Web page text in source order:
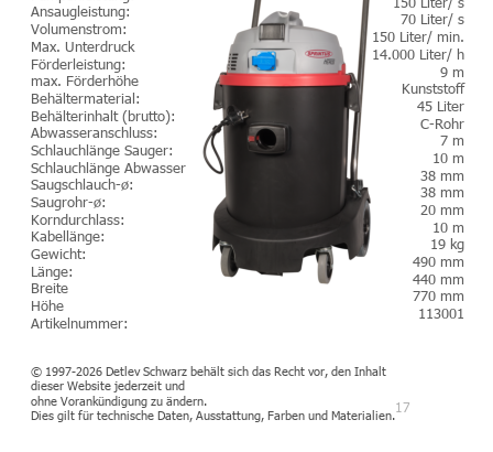
70 Liter/ s
150 Liter/ min.
14.000 Liter/ h
9 m
Kunststoff
45 Liter
C-Rohr
7 m
10 m
38 mm
38 mm
20 mm
10 m
19 kg
490 mm
440 mm
770 mm
113001
Ansaugleistung:
Volumenstrom:
Max. Unterdruck
Förderleistung:
max. Förderhöhe
Behältermaterial:
Behälterinhalt (brutto):
Abwasseranschluss:
Schlauchlänge Sauger:
Schlauchlänge Abwasser
Saugschlauch-ø:
Saugrohr-ø:
Korndurchlass:
Kabellänge:
Gewicht:
Länge:
Breite
Höhe
Artikelnummer:
© 1997-2026 Detlev Schwarz behält sich das Recht vor, den Inhalt
dieser Website jederzeit und
ohne Vorankündigung zu ändern.
Dies gilt für technische Daten, Ausstattung, Farben und Materialien.
17